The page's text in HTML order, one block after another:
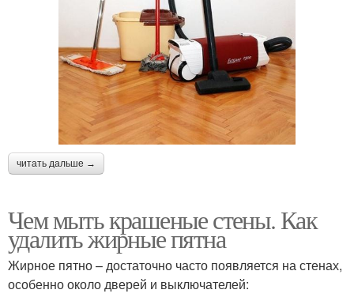
читать дальше →
Чем мыть крашеные стены. Как
удалить жирные пятна
Жирное пятно – достаточно часто появляется на стенах,
особенно около дверей и выключателей: